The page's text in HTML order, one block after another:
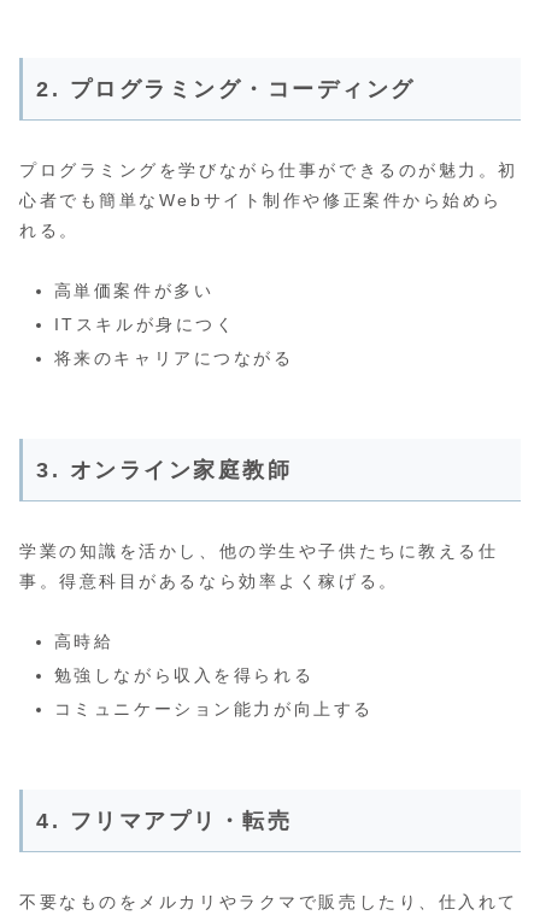
2. プログラミング・コーディング
プログラミングを学びながら仕事ができるのが魅力。初
心者でも簡単なWebサイト制作や修正案件から始めら
れる。
高単価案件が多い
ITスキルが身につく
将来のキャリアにつながる
3. オンライン家庭教師
学業の知識を活かし、他の学生や子供たちに教える仕
事。得意科目があるなら効率よく稼げる。
高時給
勉強しながら収入を得られる
コミュニケーション能力が向上する
4. フリマアプリ・転売
不要なものをメルカリやラクマで販売したり、仕入れて